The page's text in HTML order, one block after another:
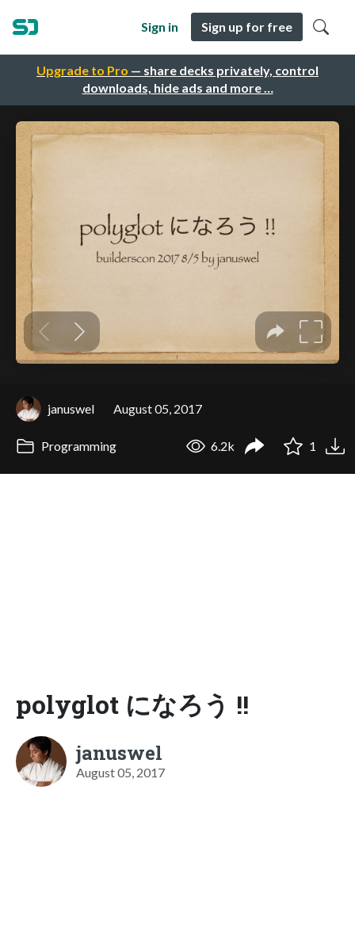
Upgrade to Pro — share decks privately, control
downloads, hide ads and more …
Sign in Sign up for free
januswel August 05, 2017
Programming 6.2k 1
polyglot になろう !!
januswel
August 05, 2017